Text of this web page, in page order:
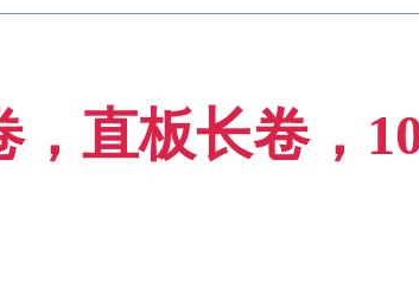
直板长卷，